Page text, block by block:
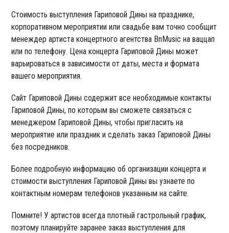
Стоимость выступления Гариповой Дины на празднике,
корпоративном мероприятии или свадьбе вам точно сообщит
менеждер артиста концертного агентства BnMusic на ваццап
или по телефону. Цена концерта Гариповой Дины может
варьироваться в зависимости от даты, места и формата
вашего мероприятия.
Сайт Гариповой Дины содержит все необходимые контакты
Гариповой Дины, по которым вы сможете связаться с
менеджером Гариповой Дины, чтобы пригласить на
мероприятие или праздник и сделать заказ Гариповой Дины
без посредников.
Более подробную информацию об организации концерта и
стоимости выступления Гариповой Дины вы узнаете по
контактным номерам телефонов указанным на сайте.
Помните! У артистов всегда плотный гастрольный график,
поэтому планируйте заранее заказ выступления для